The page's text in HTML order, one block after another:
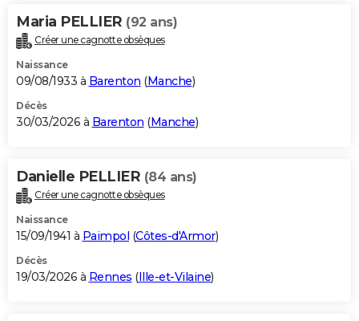
Maria PELLIER (92 ans)
Créer une cagnotte obsèques
Naissance
09/08/1933 à Barenton (Manche)
Décès
30/03/2026 à Barenton (Manche)
Danielle PELLIER (84 ans)
Créer une cagnotte obsèques
Naissance
15/09/1941 à Paimpol (Côtes-d'Armor)
Décès
19/03/2026 à Rennes (Ille-et-Vilaine)